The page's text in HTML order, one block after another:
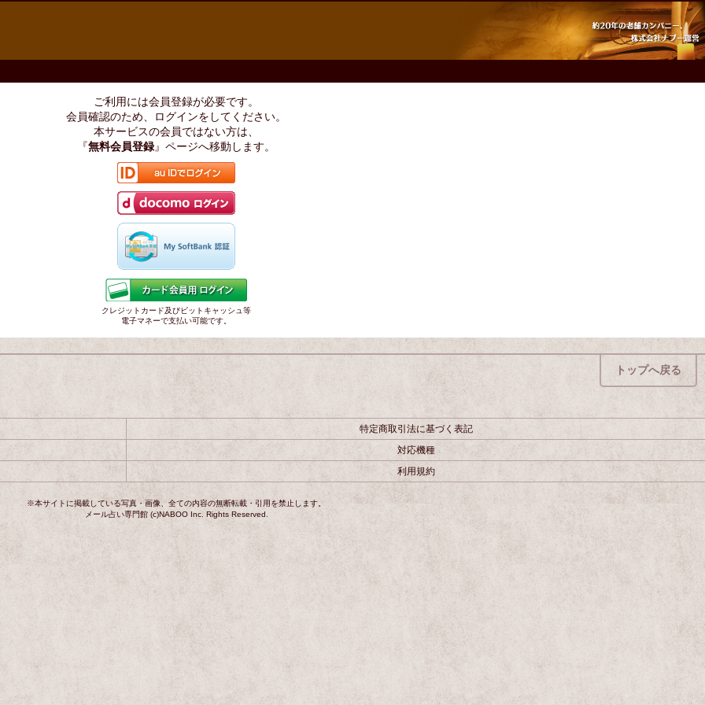
ご利用には会員登録が必要です。
会員確認のため、ログインをしてください。
本サービスの会員ではない方は、
『無料会員登録』ページへ移動します。
クレジットカード及びビットキャッシュ等
電子マネーで支払い可能です。
トップへ戻る
特定商取引法に基づく表記
対応機種
利用規約
※本サイトに掲載している写真・画像、全ての内容の無断転載・引用を禁止します。
メール占い専門館 (c)NABOO Inc. Rights Reserved.